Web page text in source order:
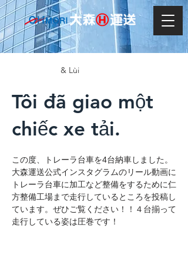
& Lùi
Tôi đã giao một
chiếc xe tải.
この度、トレーラ台車を4台納車しました。
大森運送公式インスタグラムのリール動画に
トレーラ台車に加工など整備をするために仁
方整備工場まで走行しているところを投稿し
ています。ぜひご覧ください！！４台揃って
走行している姿は圧巻です！